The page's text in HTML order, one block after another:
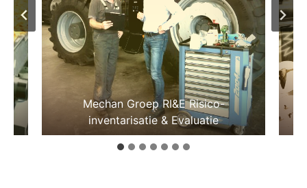
Mechan Groep RI&E Risico-
inventarisatie & Evaluatie